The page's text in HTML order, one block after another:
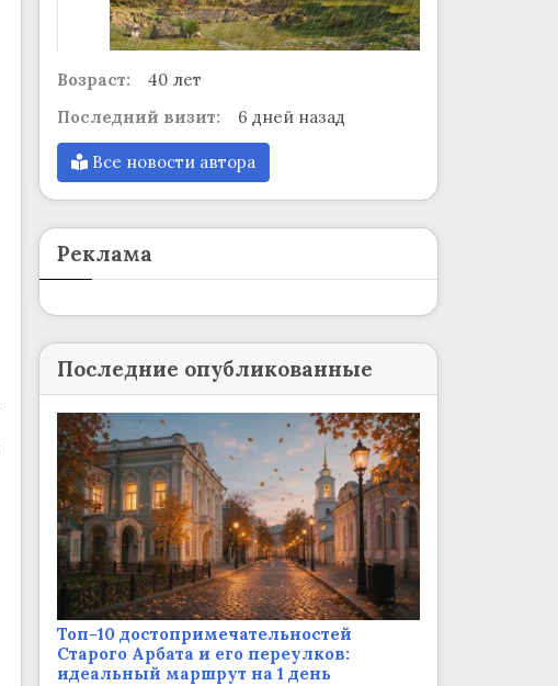
Возраст:
40 лет
Последний визит:
6 дней назад
Все новости автора
Реклама
Последние опубликованные
Топ-10 достопримечательностей
Старого Арбата и его переулков:
идеальный маршрут на 1 день